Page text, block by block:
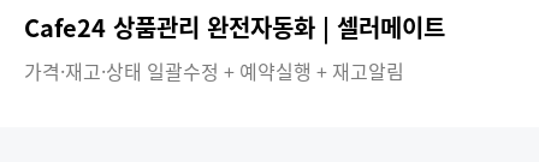
Cafe24 상품관리 완전자동화 | 셀러메이트
가격·재고·상태 일괄수정 + 예약실행 + 재고알림